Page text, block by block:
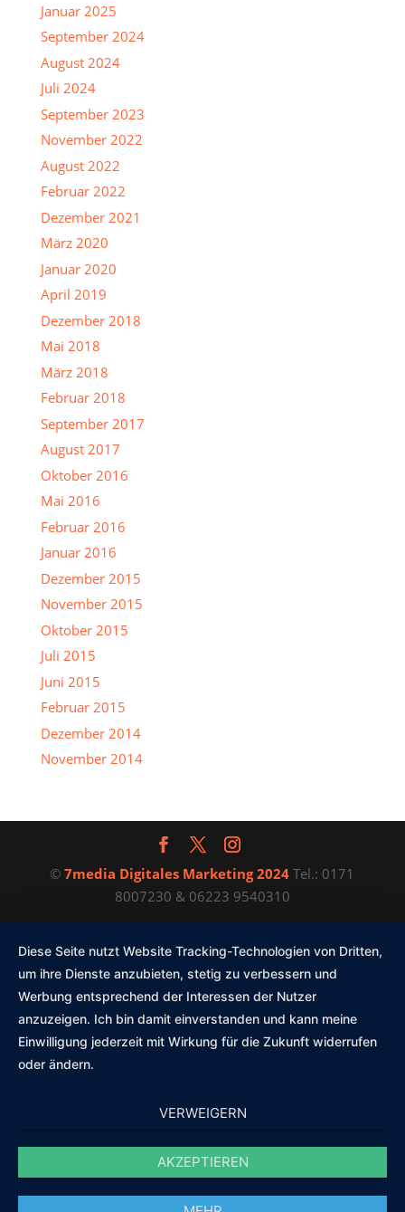
Januar 2025
September 2024
August 2024
Juli 2024
September 2023
November 2022
August 2022
Februar 2022
Dezember 2021
März 2020
Januar 2020
April 2019
Dezember 2018
Mai 2018
März 2018
Februar 2018
September 2017
August 2017
Oktober 2016
Mai 2016
Februar 2016
Januar 2016
Dezember 2015
November 2015
Oktober 2015
Juli 2015
Juni 2015
Februar 2015
Dezember 2014
November 2014
©7media Digitales Marketing 2024 Tel.: 0171
8007230 & 06223 9540310
Diese Website nutzt Cookies und Plugins zur optimierten
Diese Seite nutzt Website Tracking-Technologien von Dritten,
um ihre Dienste anzubieten, stetig zu verbessern und
Werbung entsprechend der Interessen der Nutzer
anzuzeigen. Ich bin damit einverstanden und kann meine
Einwilligung jederzeit mit Wirkung für die Zukunft widerrufen
oder ändern.
VERWEIGERN
AKZEPTIEREN